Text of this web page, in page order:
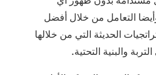
التعامل من خلال أفضل
الحديثة التي من خلالها
والبنية التحتية.